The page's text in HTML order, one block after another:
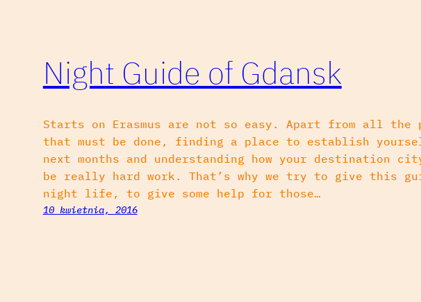
Night Guide of Gdansk
Starts on Erasmus are not so easy. Apart from all the
that must be done, finding a place to establish
next months and understanding how your destination
be really hard work. That’s why we try to give this
night life, to give some help for those…
10 kwietnia, 2016